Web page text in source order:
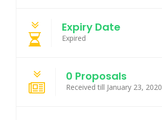
Expiry Date
Expired
0 Proposals
Received till January 23, 2020